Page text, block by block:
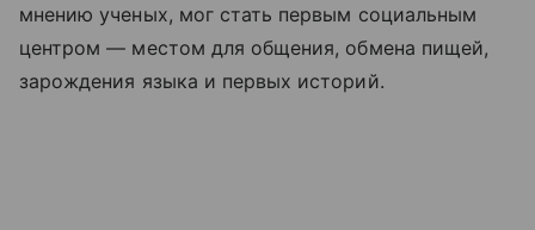
мнению ученых, мог стать первым социальным
центром — местом для общения, обмена пищей,
зарождения языка и первых историй.